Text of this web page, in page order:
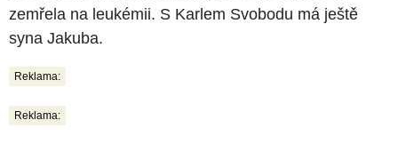
zemřela na leukémii. S Karlem Svobodu má ještě
syna Jakuba.
Reklama:
Reklama: